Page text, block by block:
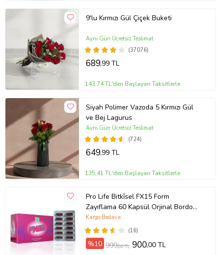
9'lu Kırmızı Gül Çiçek Buketi
(37076)
Aynı Gün Ücretsiz Teslimat
689,99 TL
143,74 TL'den Başlayan Taksitlerle
Siyah Polimer Vazoda 5 Kırmızı Gül
ve Bej Lagurus
(724)
Aynı Gün Ücretsiz Teslimat
649,99 TL
135,41 TL'den Başlayan Taksitlerle
Pro Life Bitkîsel FX15 Form
Zayıflama 60 Kapsül Orjinal Bordo
Kapsül
(16)
Kargo Bedava
%10 999,00 TL 900,00 TL